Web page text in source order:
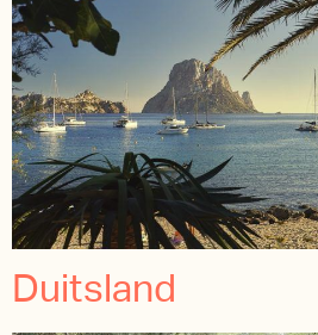
Duitsland